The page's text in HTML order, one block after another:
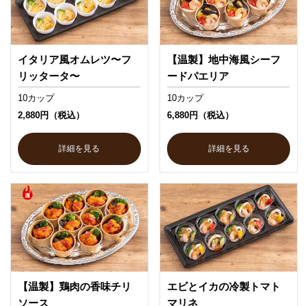
イタリア風オムレツ〜フ
リッタータ〜
10カップ
2,880円（税込）
詳細を見る
【温製】地中海風シーフ
ードパエリア
10カップ
6,880円（税込）
詳細を見る
【温製】鶏肉の香味チリ
ソース
エビとイカの冷製トマト
マリネ